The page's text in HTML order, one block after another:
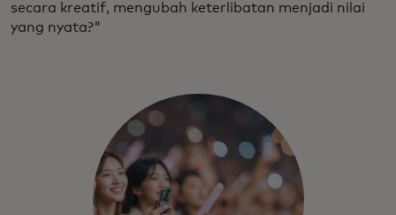
secara kreatif, mengubah keterlibatan menjadi nilai
yang nyata?"